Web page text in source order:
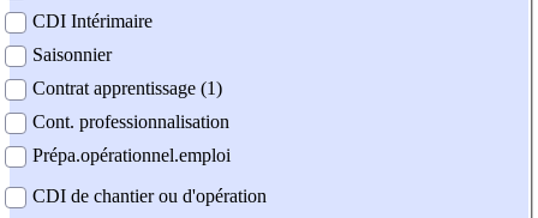
CDI Intérimaire
Saisonnier
Contrat apprentissage (1)
Cont. professionnalisation
Prépa.opérationnel.emploi
CDI de chantier ou d'opération